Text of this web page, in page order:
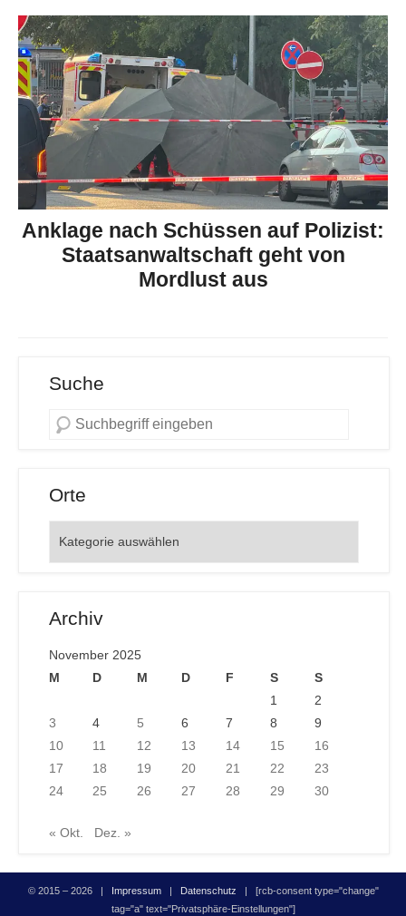
Anklage nach Schüssen auf Polizist:
Staatsanwaltschaft geht von
Mordlust aus
Suche
Orte
Archiv
November 2025
M
D M D F S
S
1
2
3
4 5 6 7 8
9
10
11 12 13 14 15
16
17
18 19 20 21 22
23
24
25 26 27 28 29 30
« Okt. Dez. »
© 2015 – 2026 | Impressum| Datenschutz | [rcb-consent type="change"
tag="a" text="Privatsphäre-Einstellungen"]